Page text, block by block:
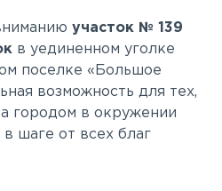
участок № 139
в уединенном уголке
поселке «Большое
возможность для тех,
городом в окружении
шаге от всех благ